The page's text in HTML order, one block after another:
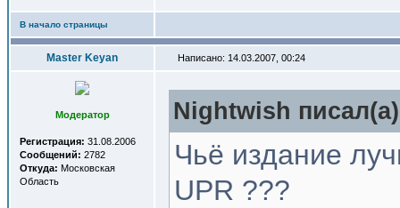
В начало страницы
Master Keyan Написано: 14.03.2007, 00:24
Модератор
Регистрация: 31.08.2006
Сообщений: 2782
Откуда: Московская
Область
Nightwish
Чьё издание
UPR ???